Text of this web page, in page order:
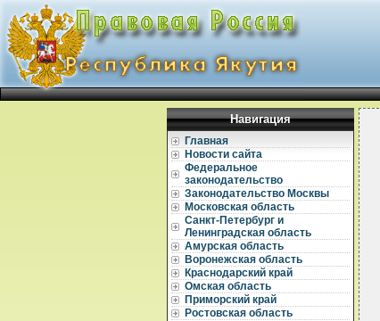
Навигация
Главная
Новости сайта
Федеральное
законодательство
Законодательство Москвы
Московская область
Санкт-Петербург и
Ленинградская область
Амурская область
Воронежская область
Краснодарский край
Омская область
Приморский край
Ростовская область